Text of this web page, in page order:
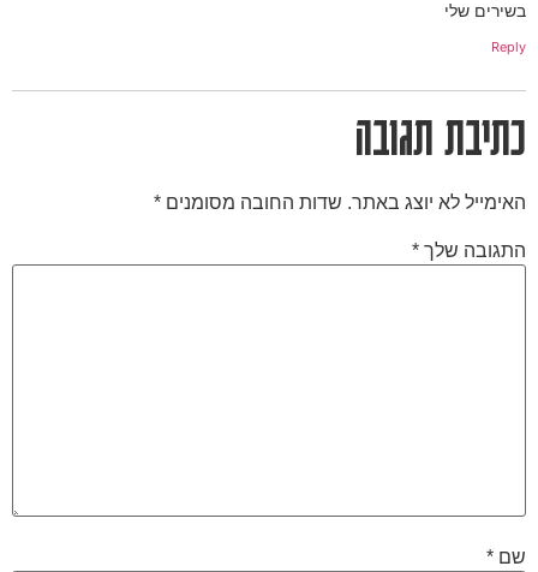
בשירים שלי
Reply
כתיבת תגובה
האימייל לא יוצג באתר. שדות החובה מסומנים *
התגובה שלך *
שם *